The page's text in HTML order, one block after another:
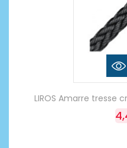
LIROS Amarre tresse